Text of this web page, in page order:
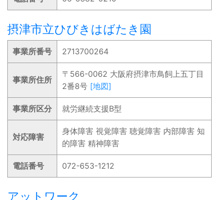
摂津市立ひびきはばたき園
事業所番号 2713700264
事業所住所
〒566-0062 大阪府摂津市鳥飼上五丁目
2番8号 [地図]
事業所区分 就労継続支援B型
対応障害
身体障害 視覚障害 聴覚障害 内部障害 知
的障害 精神障害
電話番号 072-653-1212
アットワーク